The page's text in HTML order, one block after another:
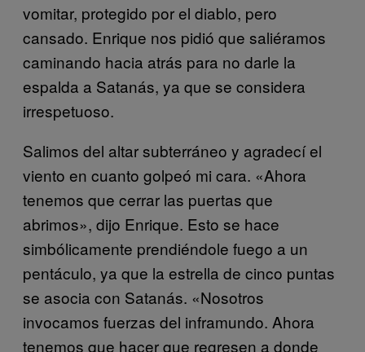
vomitar, protegido por el diablo, pero
cansado. Enrique nos pidió que saliéramos
caminando hacia atrás para no darle la
espalda a Satanás, ya que se considera
irrespetuoso.
Salimos del altar subterráneo y agradecí el
viento en cuanto golpeó mi cara. «Ahora
tenemos que cerrar las puertas que
abrimos», dijo Enrique. Esto se hace
simbólicamente prendiéndole fuego a un
pentáculo, ya que la estrella de cinco puntas
se asocia con Satanás. «Nosotros
invocamos fuerzas del inframundo. Ahora
tenemos que hacer que regresen a donde